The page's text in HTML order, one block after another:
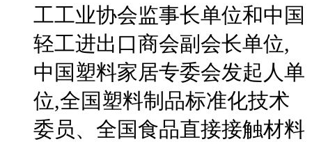
工工业协会监事长单位和中国
轻工进出口商会副会长单位,
中国塑料家居专委会发起人单
位,全国塑料制品标准化技术
委员、全国食品直接接触材料